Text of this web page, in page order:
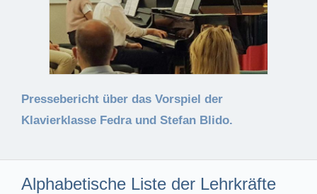
Pressebericht über das Vorspiel der
Klavierklasse Fedra und Stefan Blido.
Alphabetische Liste der Lehrkräfte